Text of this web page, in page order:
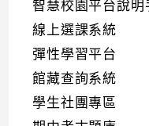
智慧校園平台說明
線上選課系統
彈性學習平台
館藏查詢系統
學生社團專區